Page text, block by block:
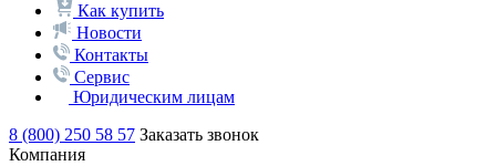
Как купить
Новости
Контакты
Сервис
Юридическим лицам
8 (800) 250 58 57 Заказать звонок
Компания